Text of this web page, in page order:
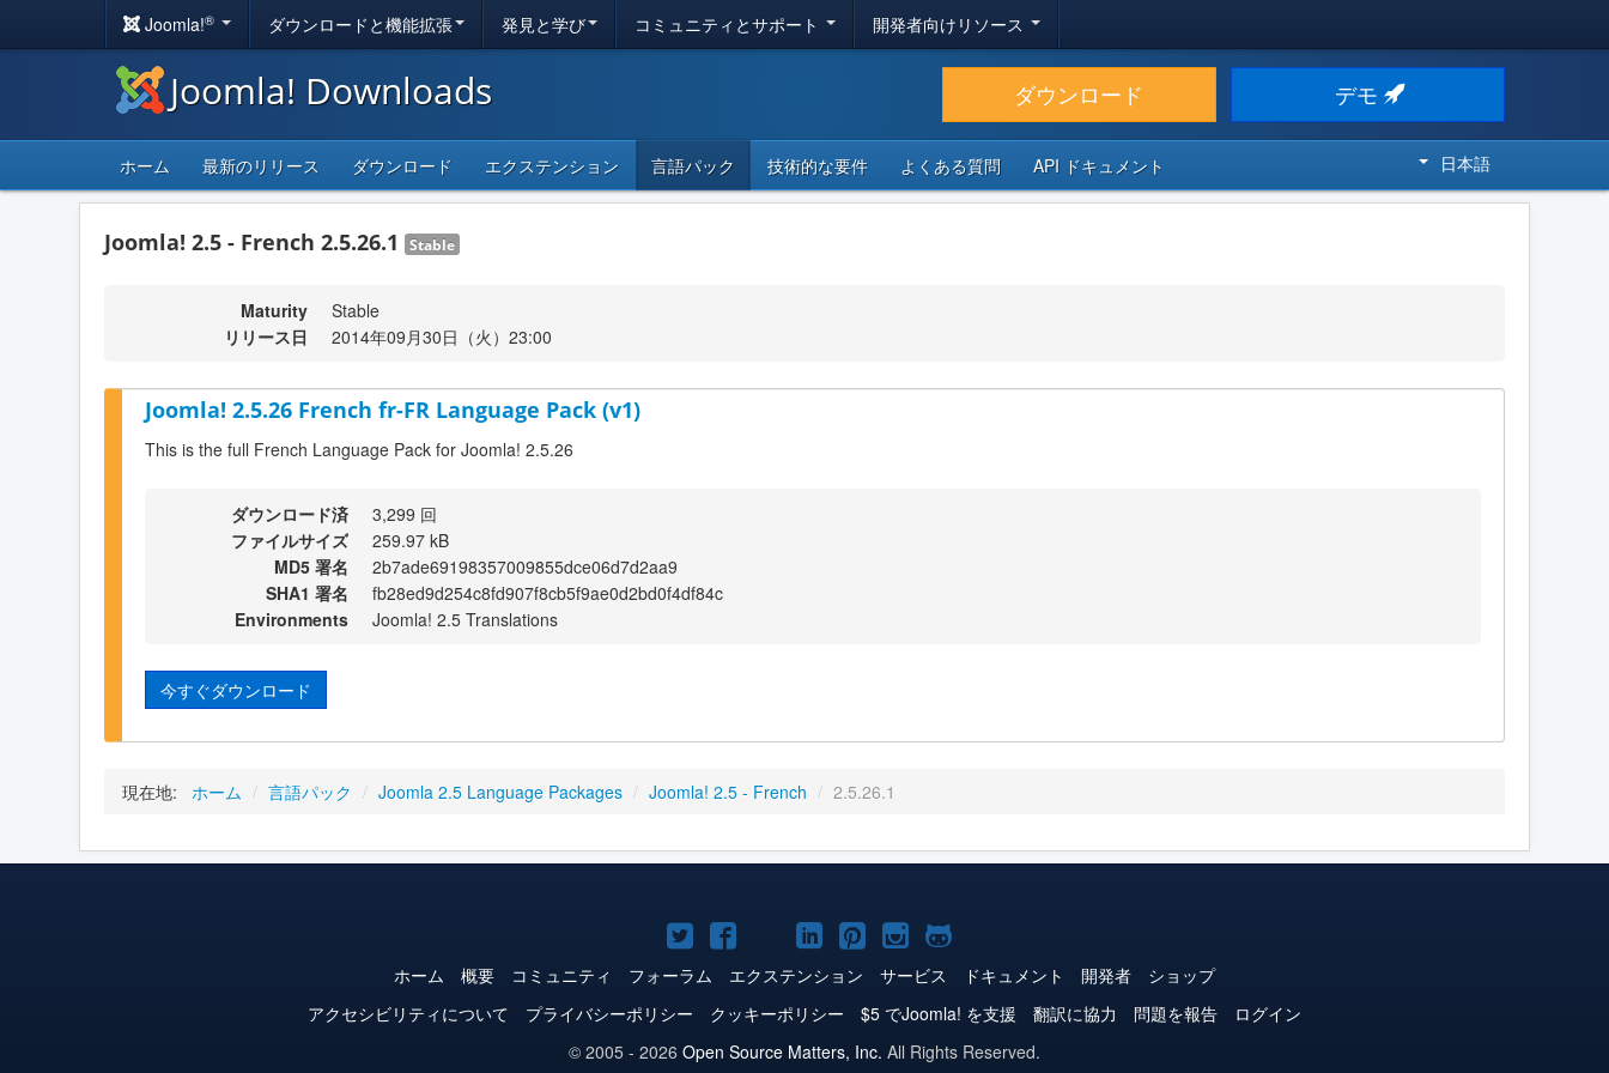
Joomla!® ダウンロードと機能拡張 発見と学び コミュニティとサポート 開発者向けリソース
Joomla! Downloads ダウンロード デモ
ホーム 最新のリリース ダウンロード エクステンション 言語パック 技術的な要件 よくある質問 API ドキュメント 日本語
Joomla! 2.5 - French 2.5.26.1 Stable
Maturity
Stable
リリース日
2014年09月30日（火）23:00
Joomla! 2.5.26 French fr-FR Language Pack (v1)
This is the full French Language Pack for Joomla! 2.5.26
ダウンロード済
3,299 回
ファイルサイズ
259.97 kB
MD5 署名
2b7ade69198357009855dce06d7d2aa9
SHA1 署名
fb28ed9d254c8fd907f8cb5f9ae0d2bd0f4df84c
Environments
Joomla! 2.5 Translations
今すぐダウンロード
現在地: ホーム / 言語パック / Joomla 2.5 Language Packages / Joomla! 2.5 - French / 2.5.26.1
Joomla!
Twitter
Joomla!
Facebook
Joomla!
YouTube
Joomla!
LinkedIn
Joomla!
Pinterest
Joomla!
Instagram
Joomla!
GitHub
ホーム 概要 コミュニティ フォーラム エクステンション サービス ドキュメント 開発者
ショップ
アクセシビリティについて
プライバシーポリシー クッキーポリシー $5 でJoomla! を支援 翻訳に協力 問題を報告
ログイン
© 2005 - 2026 Open Source Matters, Inc. All Rights Reserved.